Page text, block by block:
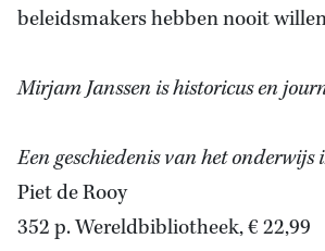
beleidsmakers hebben nooit
Mirjam Janssen is historicus en
Een geschiedenis van het
Piet de Rooy
352 p. Wereldbibliotheek, € 22,99